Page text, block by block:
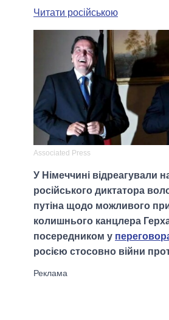
Читати російською
Associated Press
У Німеччині відреагували
російського диктатора
путіна щодо можливого
колишнього канцлера
посередником у
росією стосовно війни